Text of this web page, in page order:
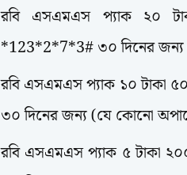
রবি এসএমএস প্যাক ২০
*123*2*7*3# ৩০ দিনের
রবি এসএমএস প্যাক ১০ টাকা
৩০ দিনের জন্য (যে কোনো
রবি এসএমএস প্যাক ৫ টাকা